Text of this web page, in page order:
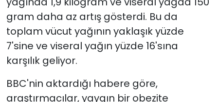
gram daha az artış gösterdi. Bu da
toplam vücut yağının yaklaşık yüzde
7'sine ve viseral yağın yüzde 16'sına
karşılık geliyor.
BBC'nin aktardığı habere göre,
araştırmacılar, yaygın bir obezite